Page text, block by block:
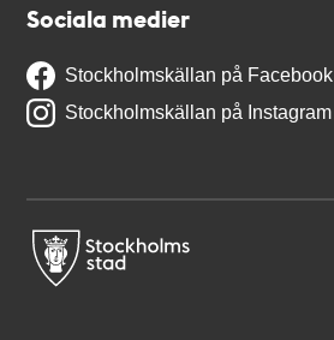
Sociala medier
Stockholmskällan på Facebook
Stockholmskällan på Instagram